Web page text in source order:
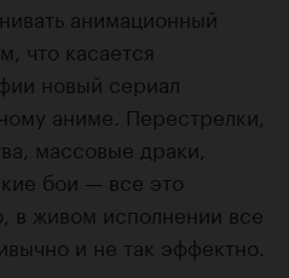
анимационный
что касается
новый сериал
аниме. Перестрелки,
массовые драки,
бои — все это
в живом исполнении все
и не так эффектно.